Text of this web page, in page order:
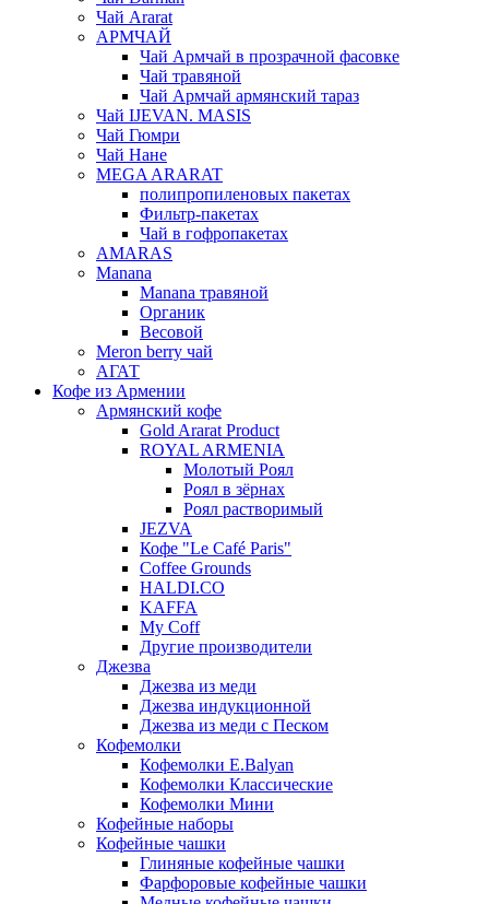
Чай Ararat
АРМЧАЙ
Чай Армчай в прозрачной фасовке
Чай травяной
Чай Армчай армянский тараз
Чай IJEVAN. MASIS
Чай Гюмри
Чай Нане
MEGA ARARAT
полипропиленовых пакетах
Фильтр-пакетах
Чай в гофропакетах
AMARAS
Manana
Manana травяной
Органик
Весовой
Meron berry чай
АГАТ
Кофе из Армении
Армянский кофе
Gold Ararat Product
ROYAL ARMENIA
Молотый Роял
Роял в зёрнах
Роял растворимый
JEZVA
Кофе "Le Café Paris"
Coffee Grounds
HALDI.CO
KAFFA
My Coff
Другие производители
Джезва
Джезва из меди
Джезва индукционной
Джезва из меди с Песком
Кофемолки
Кофемолки E.Balyan
Кофемолки Классические
Кофемолки Мини
Кофейные наборы
Кофейные чашки
Глиняные кофейные чашки
Фарфоровые кофейные чашки